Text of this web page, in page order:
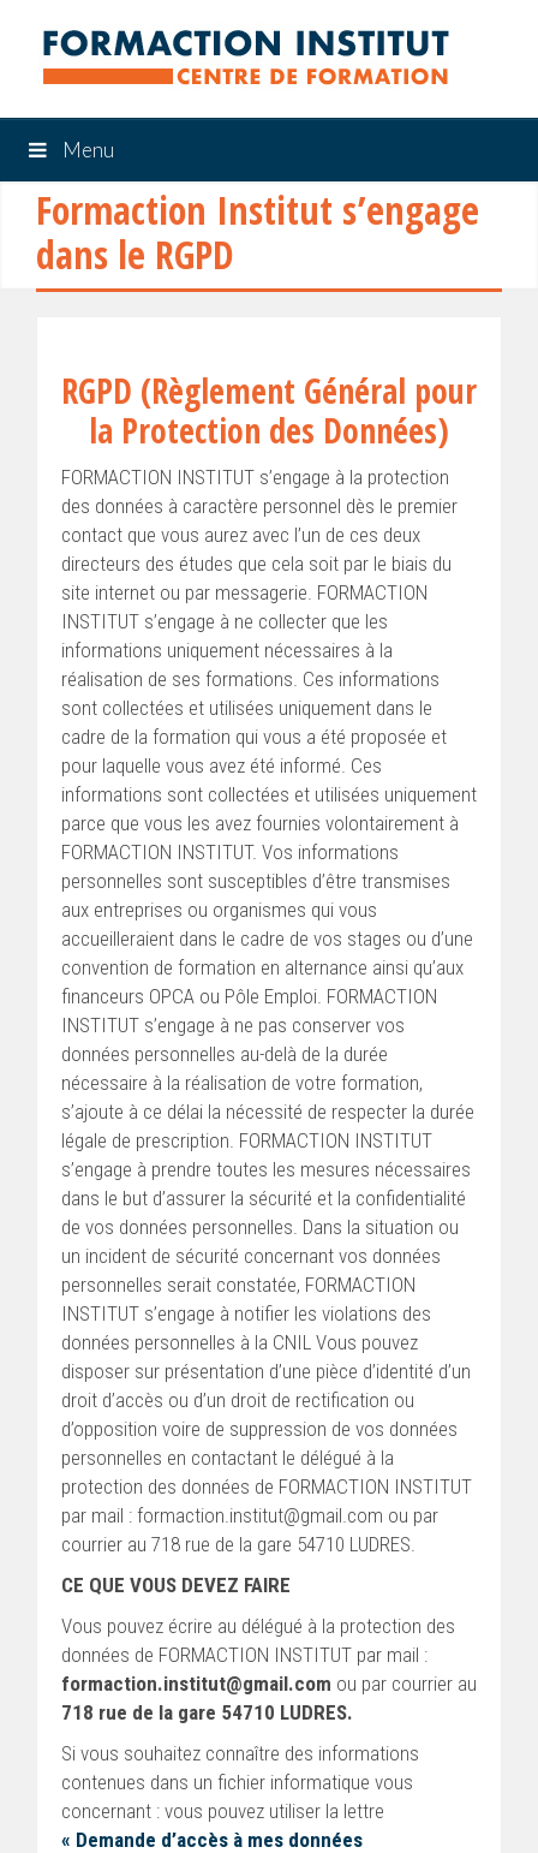
Menu
Formaction Institut s’engage
dans le RGPD
RGPD (Règlement Général pour
la Protection des Données)
FORMACTION INSTITUT s’engage à la protection
des données à caractère personnel dès le premier
contact que vous aurez avec l’un de ces deux
directeurs des études que cela soit par le biais du
site internet ou par messagerie. FORMACTION
INSTITUT s’engage à ne collecter que les
informations uniquement nécessaires à la
réalisation de ses formations. Ces informations
sont collectées et utilisées uniquement dans le
cadre de la formation qui vous a été proposée et
pour laquelle vous avez été informé. Ces
informations sont collectées et utilisées uniquement
parce que vous les avez fournies volontairement à
FORMACTION INSTITUT. Vos informations
personnelles sont susceptibles d’être transmises
aux entreprises ou organismes qui vous
accueilleraient dans le cadre de vos stages ou d’une
convention de formation en alternance ainsi qu’aux
financeurs OPCA ou Pôle Emploi. FORMACTION
INSTITUT s’engage à ne pas conserver vos
données personnelles au-delà de la durée
nécessaire à la réalisation de votre formation,
s’ajoute à ce délai la nécessité de respecter la durée
légale de prescription. FORMACTION INSTITUT
s’engage à prendre toutes les mesures nécessaires
dans le but d’assurer la sécurité et la confidentialité
de vos données personnelles. Dans la situation ou
un incident de sécurité concernant vos données
personnelles serait constatée, FORMACTION
INSTITUT s’engage à notifier les violations des
données personnelles à la CNIL Vous pouvez
disposer sur présentation d’une pièce d’identité d’un
droit d’accès ou d’un droit de rectification ou
d’opposition voire de suppression de vos données
personnelles en contactant le délégué à la
protection des données de FORMACTION INSTITUT
par mail : formaction.institut@gmail.com ou par
courrier au 718 rue de la gare 54710 LUDRES.
CE QUE VOUS DEVEZ FAIRE
Vous pouvez écrire au délégué à la protection des
données de FORMACTION INSTITUT par mail :
formaction.institut@gmail.com ou par courrier au
718 rue de la gare 54710 LUDRES.
Si vous souhaitez connaître des informations
contenues dans un fichier informatique vous
concernant : vous pouvez utiliser la lettre
« Demande d’accès à mes données